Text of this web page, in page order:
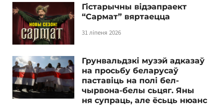
Гістарычны відэапраект
“Сармат” вяртаецца
31 ліпеня 2026
Грунвальдзкі музэй адказаў
на просьбу беларусаў
паставіць на полі бел-
чырвона-белы сьцяг. Яны
ня супраць, але ёсьць нюанс